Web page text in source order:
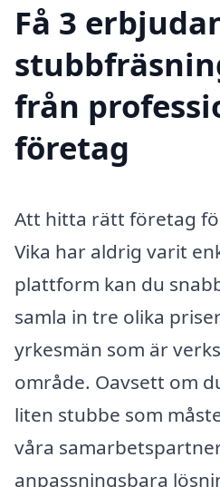
Få 3
från
företag
Att hitta rätt företag
Vika har aldrig varit
plattform kan du
samla in tre olika
yrkesmän som är
område. Oavsett om
liten stubbe som
våra
anpassningsbara